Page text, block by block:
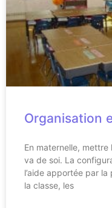
Organisation
En maternelle,
va de soi. La
l’aide apportée par la
la classe, les